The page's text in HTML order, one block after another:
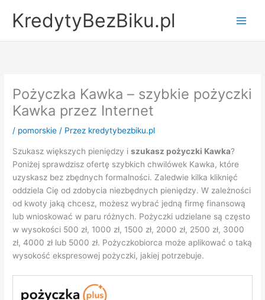
KredytyBezBiku.pl
Pożyczka Kawka – szybkie pożyczki
Kawka przez Internet
/ pomorskie / Przez kredytybezbiku.pl
Szukasz większych pieniędzy iszukasz pożyczki Kawka?
Poniżej sprawdzisz ofertę szybkich chwilówek Kawka, które
uzyskasz bez zbędnych formalności. Zaledwie kilka kliknięć
oddziela Cię od zdobycia niezbędnych pieniędzy. W zależności
od kwoty jaką chcesz, możesz wybrać jedną firmę finansową
lub wnioskować w paru różnych. Pożyczki udzielane są często
w wysokości 500 zł, 1000 zł, 1500 zł, 2000 zł, 2500 zł, 3000
zł, 4000 zł lub 5000 zł. Pożyczkobiorca może aplikować o taką
wysokość ekspresowej pożyczki, jakiej potrzebuje.